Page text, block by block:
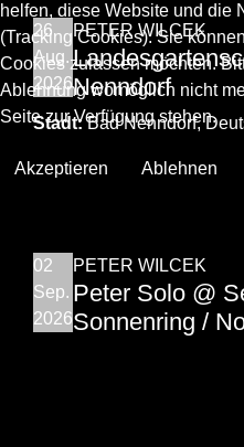
26
Aug.
2026
PETER WILCEK
Nenndorf
Stadt:Bad Nenndorf,
02
Sep.
2026
PETER WILCEK
Peter Solo @
Sonnenring /
helfen, diese Website und die
(Tracking Cookies). Sie
Cookies zulassen möchten.
Ablehnung womöglich nicht
Seite zur Verfügung stehen.
Akzeptieren Ablehnen